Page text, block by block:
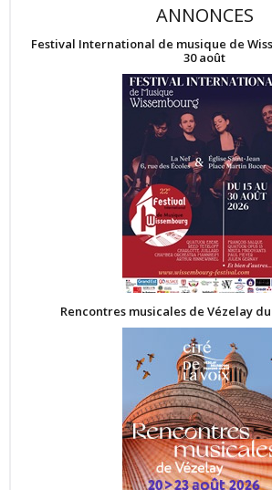
ANNONCES
Festival International de musique de
30 août
Rencontres musicales de Vézelay